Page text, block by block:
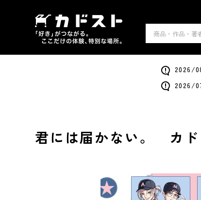
2026/
2026/
君には届かない。 カド